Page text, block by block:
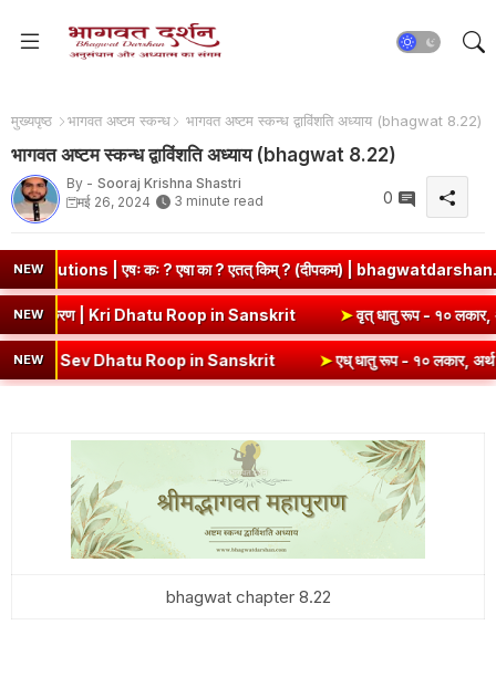
मुख्यपृष्ठ भागवत अष्टम स्कन्ध भागवत अष्टम स्कन्ध द्वाविंशति अध्याय (bhagwat 8.22)
भागवत अष्टम स्कन्ध द्वाविंशति अध्याय (bhagwat 8.22)
By - Sooraj Krishna Shastri
मई 26, 2024
3 minute read 0
NEW
कः ? एषा का ? एतत् किम् ? (दीपकम) | bhagwatdarshan.com ➤
NEW
- १० लकार, अर्थ एवं व्याकरण | Kri Dhatu Roop in Sanskrit ➤वृत्
NEW
Dhatu Roop in Sanskrit ➤एध् धातु रूप - १० लकार, अर्थ एवं
bhagwat chapter 8.22